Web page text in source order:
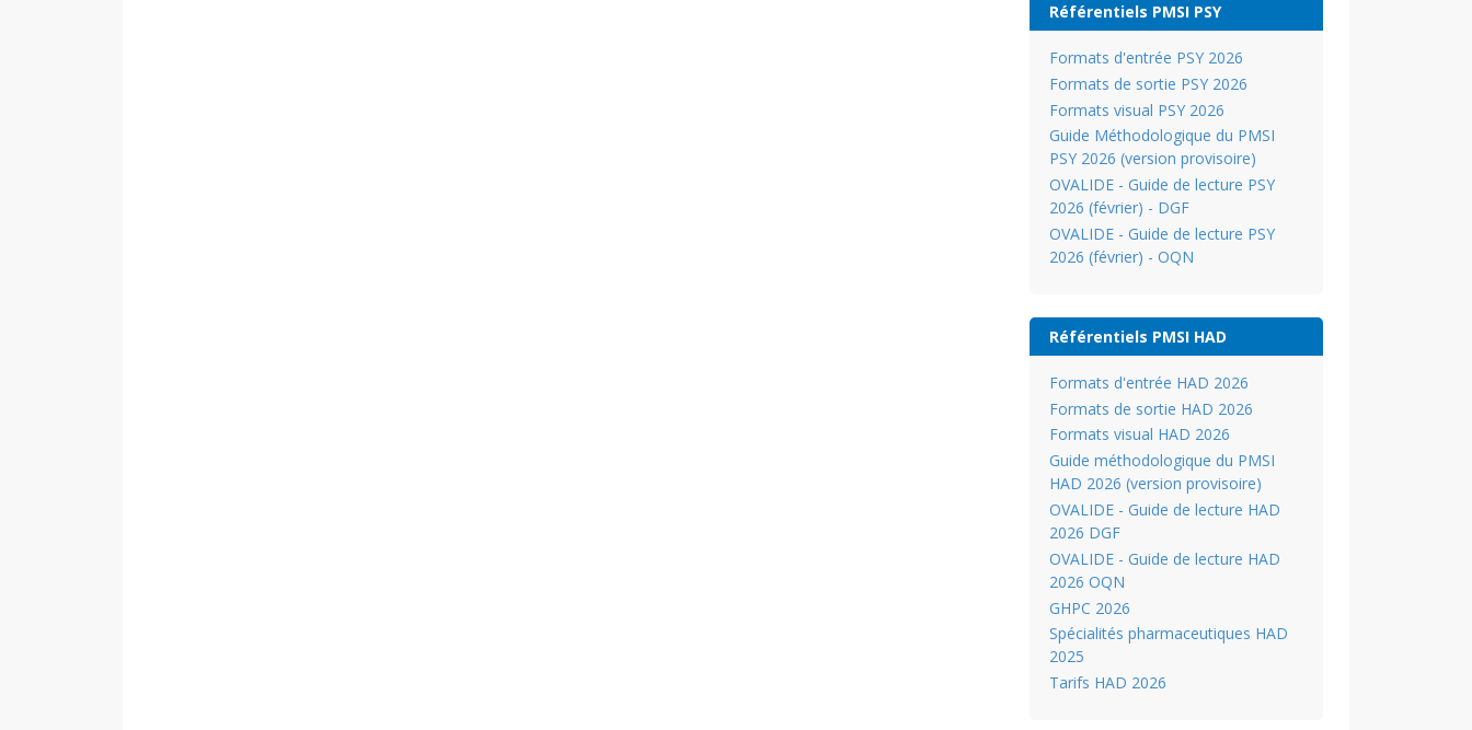
Référentiels PMSI PSY
Formats d'entrée PSY 2026
Formats de sortie PSY 2026
Formats visual PSY 2026
Guide Méthodologique du PMSI
PSY 2026 (version provisoire)
OVALIDE - Guide de lecture PSY
2026 (février) - DGF
OVALIDE - Guide de lecture PSY
2026 (février) - OQN
Référentiels PMSI HAD
Formats d'entrée HAD 2026
Formats de sortie HAD 2026
Formats visual HAD 2026
Guide méthodologique du PMSI
HAD 2026 (version provisoire)
OVALIDE - Guide de lecture HAD
2026 DGF
OVALIDE - Guide de lecture HAD
2026 OQN
GHPC 2026
Spécialités pharmaceutiques HAD
2025
Tarifs HAD 2026